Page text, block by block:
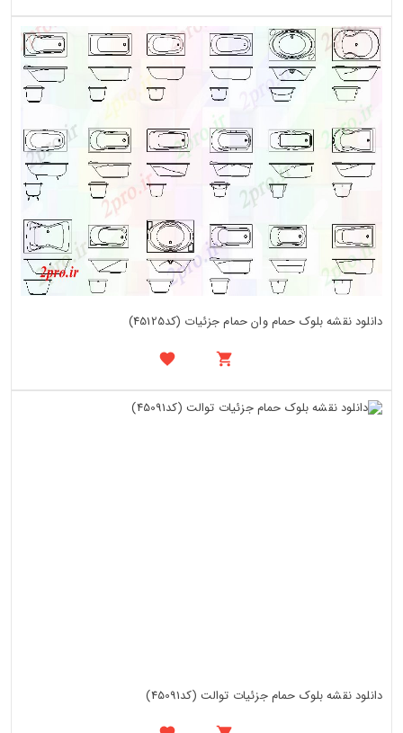
دانلود نقشه بلوک حمام وان حمام جزئیات (کد45125)
دانلود نقشه بلوک حمام جزئیات توالت (کد45091)